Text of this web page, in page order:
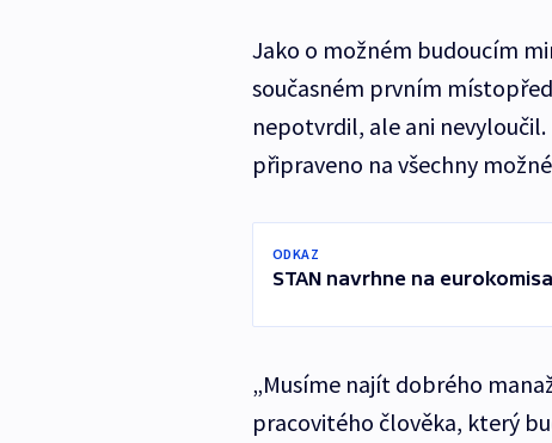
Jako o možném budoucím
současném prvním
nepotvrdil, ale ani nevyloučil.
připraveno na všechny
ODKAZ
STAN navrhne na
„Musíme najít dobrého
pracovitého člověka, který